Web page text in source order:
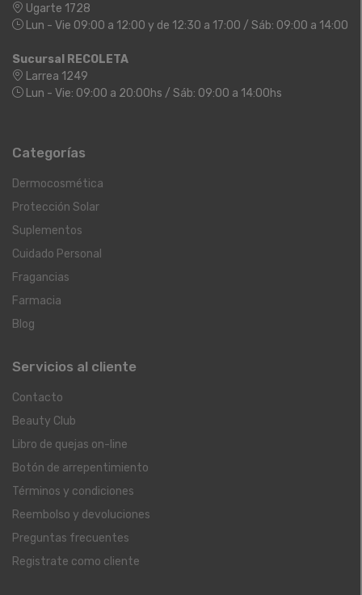
Ugarte 1728
Lun - Vie 09:00 a 12:00 y de 12:30 a 17:00 / Sáb: 09:00 a 14:00
Sucursal RECOLETA
Larrea 1249
Lun - Vie: 09:00 a 20:00hs / Sáb: 09:00 a 14:00hs
Categorías
Dermocosmética
Protección Solar
Suplementos
Cuidado Personal
Fragancias
Farmacia
Blog
Servicios al cliente
Contacto
Beauty Club
Libro de quejas on-line
Botón de arrepentimiento
Términos y condiciones
Reembolso y devoluciones
Preguntas frecuentes
Registrate como cliente